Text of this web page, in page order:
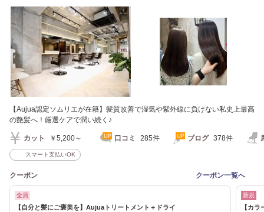
【Aujua認定ソムリエが在籍】髪質改善で湿気や紫外線に負けない私史上最高
の艶髪へ！厳選ケアで潤い続く♪
カット ￥5,200～ 口コミ 285件 ブログ 378件
スマート支払いOK
クーポン クーポン一覧へ
全員
【自分と髪にご褒美を】Aujuaトリートメント＋ドライ
新規
【カ